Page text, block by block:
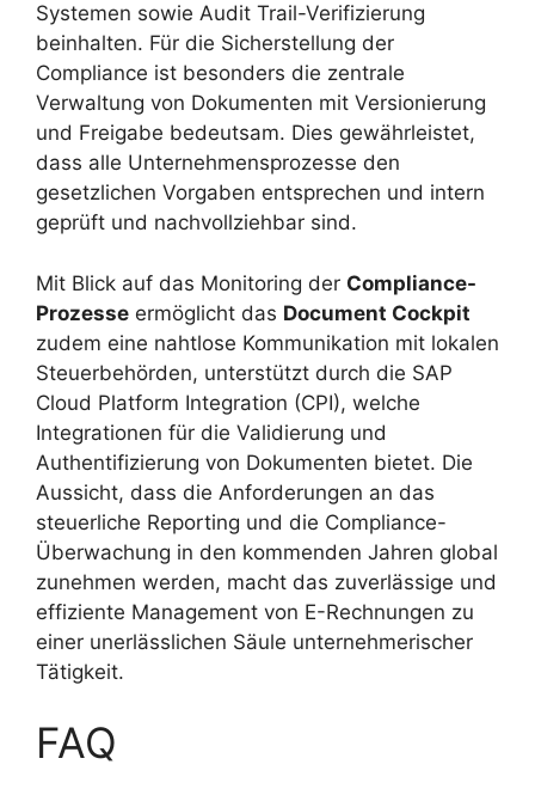
Systemen sowie Audit Trail-Verifizierung
beinhalten. Für die Sicherstellung der
Compliance ist besonders die zentrale
Verwaltung von Dokumenten mit Versionierung
und Freigabe bedeutsam. Dies gewährleistet,
dass alle Unternehmensprozesse den
gesetzlichen Vorgaben entsprechen und intern
geprüft und nachvollziehbar sind.
Mit Blick auf das Monitoring der Compliance-
Prozesse ermöglicht das Document Cockpit
zudem eine nahtlose Kommunikation mit lokalen
Steuerbehörden, unterstützt durch die SAP
Cloud Platform Integration (CPI), welche
Integrationen für die Validierung und
Authentifizierung von Dokumenten bietet. Die
Aussicht, dass die Anforderungen an das
steuerliche Reporting und die Compliance-
Überwachung in den kommenden Jahren global
zunehmen werden, macht das zuverlässige und
effiziente Management von E-Rechnungen zu
einer unerlässlichen Säule unternehmerischer
Tätigkeit.
FAQ